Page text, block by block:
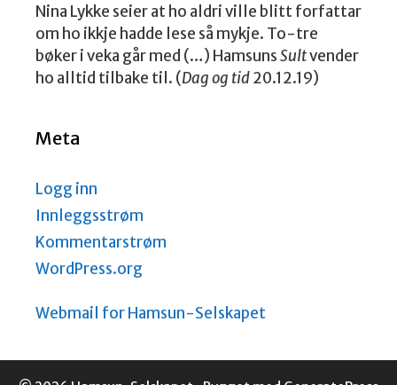
Nina Lykke seier at ho aldri ville blitt forfattar
om ho ikkje hadde lese så mykje. To-tre
bøker i veka går med (…) HamsunsSultvender
ho alltid tilbake til. (Dag og tid20.12.19)
Meta
Logg inn
Innleggsstrøm
Kommentarstrøm
WordPress.org
Webmail for Hamsun-Selskapet